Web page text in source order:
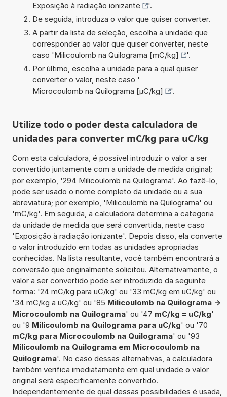
Exposição à radiação ionizante
'.
De seguida, introduza o valor que quiser converter.
A partir da lista de seleção, escolha a unidade que
corresponder ao valor que quiser converter, neste
caso 'Milicoulomb na Quilograma [mC/kg]
'.
Por último, escolha a unidade para a qual quiser
converter o valor, neste caso '
Microcoulomb na Quilograma [µC/kg]
'.
Utilize todo o poder desta calculadora de
unidades para converter mC/kg para uC/kg
Com esta calculadora, é possível introduzir o valor a ser
convertido juntamente com a unidade de medida original;
por exemplo, '294 Milicoulomb na Quilograma'. Ao fazê-lo,
pode ser usado o nome completo da unidade ou a sua
abreviatura; por exemplo, 'Milicoulomb na Quilograma' ou
'mC/kg'. Em seguida, a calculadora determina a categoria
da unidade de medida que será convertida, neste caso
'Exposição à radiação ionizante'. Depois disso, ela converte
o valor introduzido em todas as unidades apropriadas
conhecidas. Na lista resultante, você também encontrará a
conversão que originalmente solicitou. Alternativamente, o
valor a ser convertido pode ser introduzido da seguinte
forma: '24 mC/kg para uC/kg' ou '33 mC/kg em uC/kg' ou
'34 mC/kg a uC/kg' ou '85 Milicoulomb na Quilograma ->
Microcoulomb na Quilograma' ou '47 mC/kg = uC/kg'
ou '9 Milicoulomb na Quilograma para uC/kg' ou '70
mC/kg para Microcoulomb na Quilograma' ou '93
Milicoulomb na Quilograma em Microcoulomb na
Quilograma'. No caso dessas alternativas, a calculadora
também verifica imediatamente em qual unidade o valor
original será especificamente convertido.
Independentemente de qual dessas possibilidades é usada,